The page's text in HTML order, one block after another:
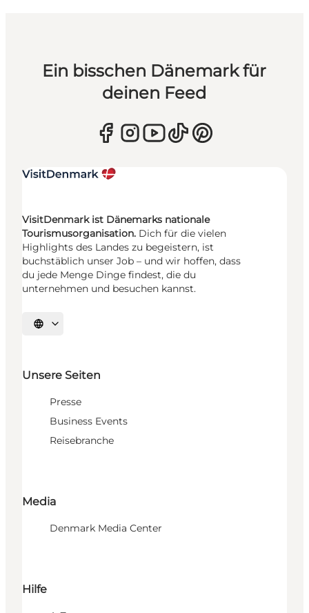
Ein bisschen Dänemark für
deinen Feed
VisitDenmark ist Dänemarks nationale
Tourismusorganisation. Dich für die vielen
Highlights des Landes zu begeistern, ist
buchstäblich unser Job – und wir hoffen, dass
du jede Menge Dinge findest, die du
unternehmen und besuchen kannst.
Sprache auswählen
Unsere Seiten
Presse
Business Events
Reisebranche
Media
Denmark Media Center
Hilfe